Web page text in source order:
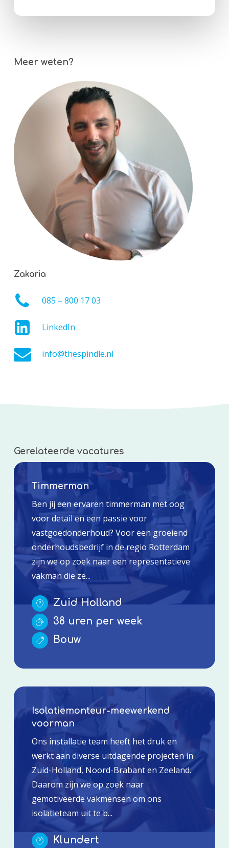
Meer weten?
Zakaria
085 – 800 17 03
LinkedIn
info@thespindle.nl
Gerelateerde vacatures
Timmerman
Ben jij een ervaren timmerman met oog
voor detail en een passie voor
vastgoedonderhoud? Voor een groeiend
onderhoudsbedrijf in de regio Rotterdam
zijn we op zoek naar een representatieve
vakman die ze...
Zuid Holland
38 uren per week
Bouw
Isolatiemonteur-meewerkend
voorman
Ons installatie team heeft het druk en
werkt aan diverse uitdagende projecten in
Zuid-Holland, Noord-Brabant en Zeeland.
Daarom zijn we op zoek naar
gemotiveerde vakmensen om ons
isolatieteam uit te b...
Klundert